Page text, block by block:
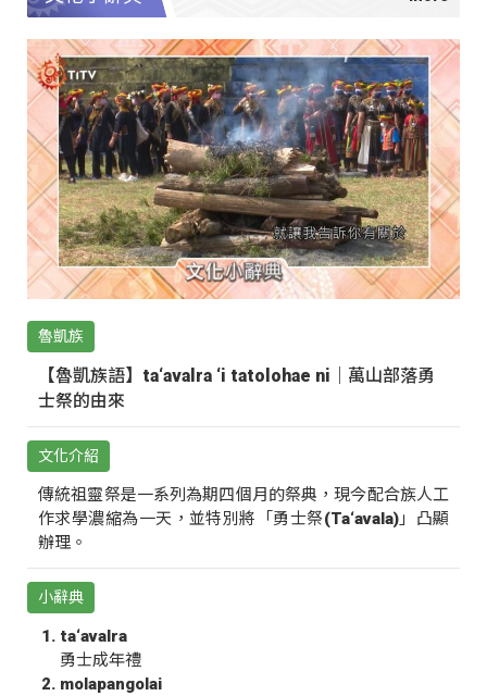
魯凱族
【魯凱族語】ta‘avalra ‘i tatolohae ni｜萬山部落勇
士祭的由來
文化介紹
傳統祖靈祭是一系列為期四個月的祭典，現今配合族人工
作求學濃縮為一天，並特別將「勇士祭(Ta‘avala)」凸顯
辦理。
小辭典
ta‘avalra
勇士成年禮
molapangolai